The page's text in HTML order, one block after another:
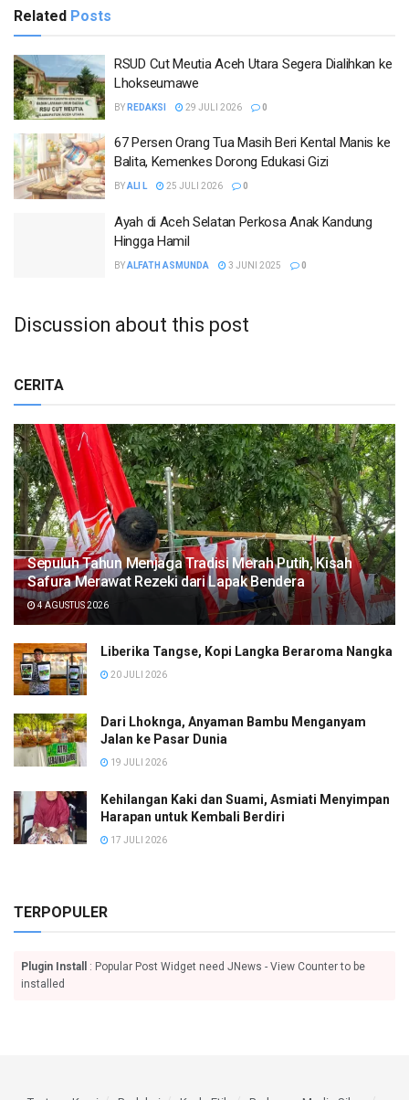
Related Posts
RSUD Cut Meutia Aceh Utara Segera Dialihkan ke
Lhokseumawe
BY REDAKSI 29 JULI 2026 0
67 Persen Orang Tua Masih Beri Kental Manis ke
Balita, Kemenkes Dorong Edukasi Gizi
BYALI L 25 JULI 2026 0
Ayah di Aceh Selatan Perkosa Anak Kandung
Hingga Hamil
BYALFATH ASMUNDA 3 JUNI 2025 0
Discussion about this post
CERITA
Sepuluh Tahun Menjaga Tradisi Merah Putih, Kisah
Safura Merawat Rezeki dari Lapak Bendera
4 AGUSTUS 2026
Liberika Tangse, Kopi Langka Beraroma Nangka
20 JULI 2026
Dari Lhoknga, Anyaman Bambu Menganyam
Jalan ke Pasar Dunia
19 JULI 2026
Kehilangan Kaki dan Suami, Asmiati Menyimpan
Harapan untuk Kembali Berdiri
17 JULI 2026
TERPOPULER
Plugin Install
: Popular Post Widget need JNews - View Counter to be
installed